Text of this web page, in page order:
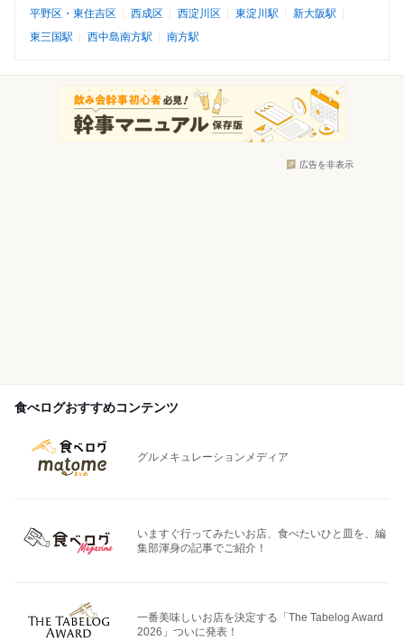
平野区・東住吉区
西成区 西淀川区 東淀川駅
新大阪駅
東三国駅
西中島南方駅 南方駅
広告を非表示
食べログおすすめコンテンツ
グルメキュレーションメディア
いますぐ行ってみたいお店、食べたいひと皿を、編
集部渾身の記事でご紹介！
一番美味しいお店を決定する「The Tabelog Award
2026」ついに発表！